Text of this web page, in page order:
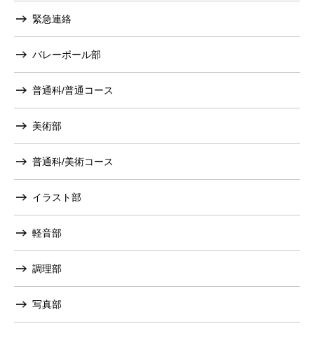
緊急連絡
バレーボール部
普通科/普通コース
美術部
普通科/美術コース
イラスト部
軽音部
調理部
写真部